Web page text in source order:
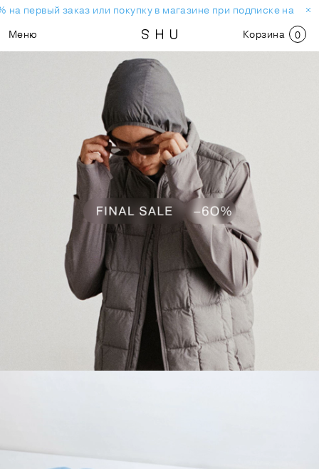
первый заказ или покупку в магазине при подписке на
Меню
Корзина 0